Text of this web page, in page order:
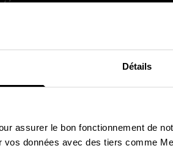
Détails
assurer le bon fonctionnement de
données avec des tiers comme
Et Interfaces
Matiere De